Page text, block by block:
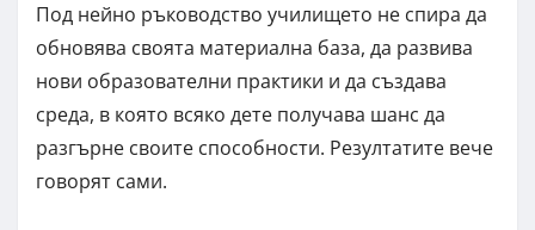
Под нейно ръководство училището не спира да
обновява своята материална база, да развива
нови образователни практики и да създава
среда, в която всяко дете получава шанс да
разгърне своите способности. Резултатите вече
говорят сами.